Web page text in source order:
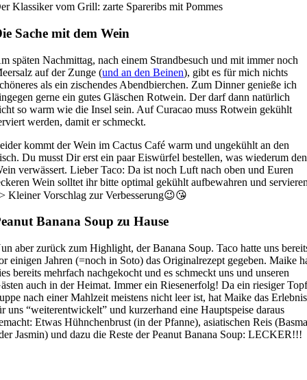
Klassiker vom Grill: zarte Spareribs mit Pommes
Sache mit dem Wein
späten Nachmittag, nach einem Strandbesuch und mit immer noch
auf der Zunge (und an den Beinen), gibt es für mich nichts
als ein zischendes Abendbierchen. Zum Dinner genieße ich
gerne ein gutes Gläschen Rotwein. Der darf dann natürlich
so warm wie die Insel sein. Auf Curacao muss Rotwein gekühlt
werden, damit er schmeckt.
kommt der Wein im Cactus Café warm und ungekühlt an den
Du musst Dir erst ein paar Eiswürfel bestellen, was wiederum den
verwässert. Lieber Taco: Da ist noch Luft nach oben und Euren
Wein solltet ihr bitte optimal gekühlt aufbewahren und
Kleiner Vorschlag zur Verbesserung😉😘
Banana Soup zu Hause
aber zurück zum Highlight, der Banana Soup. Taco hatte uns
einigen Jahren (=noch in Soto) das Originalrezept gegeben. Maike
bereits mehrfach nachgekocht und es schmeckt uns und unseren
auch in der Heimat. Immer ein Riesenerfolg! Da ein riesiger
nach einer Mahlzeit meistens nicht leer ist, hat Maike das Erlebnis
uns “weiterentwickelt” und kurzerhand eine Hauptspeise daraus
Etwas Hühnchenbrust (in der Pfanne), asiatischen Reis
Jasmin) und dazu die Reste der Peanut Banana Soup: LECKER!!!